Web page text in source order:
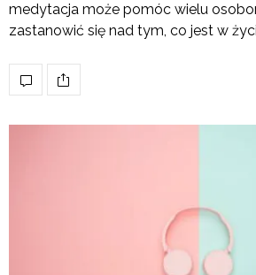
medytacja może pomóc wielu
zastanowić się nad tym, co jest w